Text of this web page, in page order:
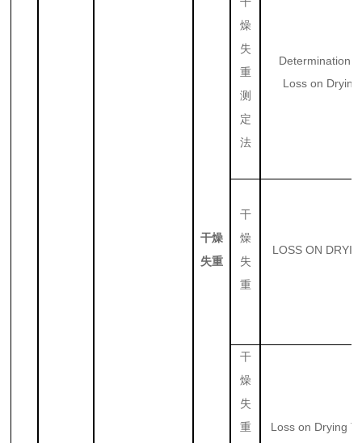
干燥
失重
燥
失
重
测
定
法
Determination
Loss on Drying
干
燥
失
重
LOSS ON
干
燥
失
重
Loss on Drying